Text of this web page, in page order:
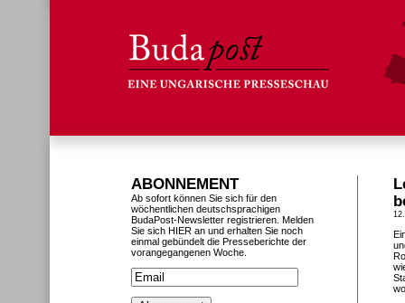
ABONNEMENT
Ab sofort können Sie sich für den
wöchentlichen deutschsprachigen
BudaPost-Newsletter registrieren. Melden
Sie sich HIER an und erhalten Sie noch
einmal gebündelt die Presseberichte der
vorangegangenen Woche.